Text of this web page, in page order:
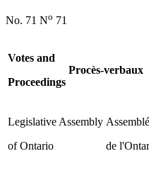
No. 71 No 71
Votes and
Proceedings
Procès-verbaux
Legislative Assembly
of Ontario
de